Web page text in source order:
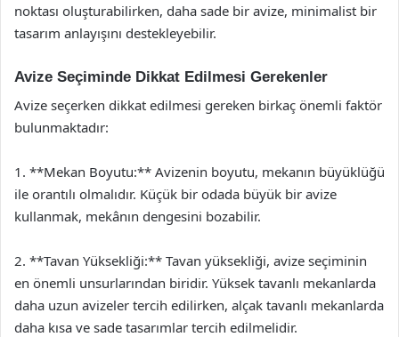
noktası oluşturabilirken, daha sade bir avize, minimalist bir
tasarım anlayışını destekleyebilir.
Avize Seçiminde Dikkat Edilmesi Gerekenler
Avize seçerken dikkat edilmesi gereken birkaç önemli faktör
bulunmaktadır:
1. **Mekan Boyutu:** Avizenin boyutu, mekanın büyüklüğü
ile orantılı olmalıdır. Küçük bir odada büyük bir avize
kullanmak, mekânın dengesini bozabilir.
2. **Tavan Yüksekliği:** Tavan yüksekliği, avize seçiminin
en önemli unsurlarından biridir. Yüksek tavanlı mekanlarda
daha uzun avizeler tercih edilirken, alçak tavanlı mekanlarda
daha kısa ve sade tasarımlar tercih edilmelidir.